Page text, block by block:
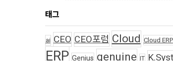
태그
ai CEO CEO포럼 Cloud Cloud ERP
ERP Genius genuine IT